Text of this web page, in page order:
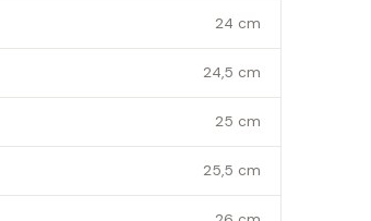
24 cm
24,5 cm
25 cm
25,5 cm